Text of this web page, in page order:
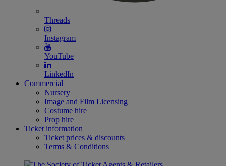
Threads
Instagram
YouTube
LinkedIn
Commercial
Nursery
Image and Film Licensing
Costume hire
Prop hire
Ticket information
Ticket prices & discounts
Terms & Conditions